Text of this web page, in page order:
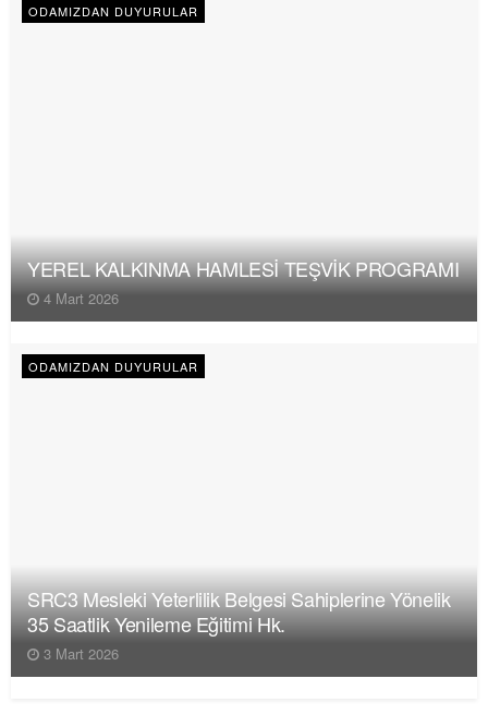
ODAMIZDAN DUYURULAR
YEREL KALKINMA HAMLESİ TEŞVİK PROGRAMI
4 Mart 2026
ODAMIZDAN DUYURULAR
SRC3 Mesleki Yeterlilik Belgesi Sahiplerine Yönelik
35 Saatlik Yenileme Eğitimi Hk.
3 Mart 2026